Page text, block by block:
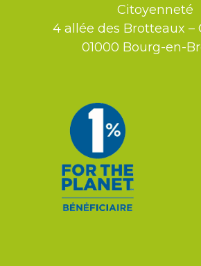
Citoyenneté
4 allée des Brotteaux –
01000 Bourg-en-